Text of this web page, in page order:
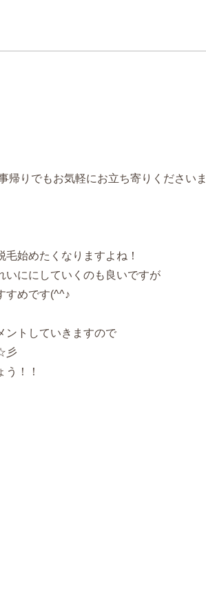
帰りでもお気軽にお立ち寄りくださいま
始めたくなりますよね！
いににしていくのも良いですが
すめです(^^♪
ントしていきますので
彡
！！